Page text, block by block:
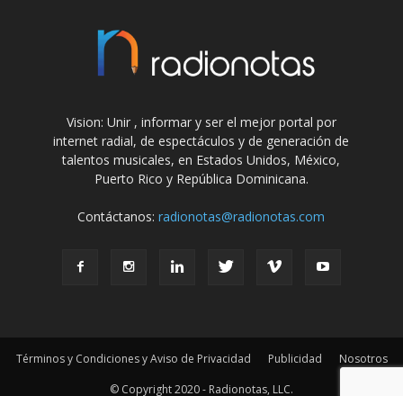
Vision: Unir , informar y ser el mejor portal por
internet radial, de espectáculos y de generación de
talentos musicales, en Estados Unidos, México,
Puerto Rico y República Dominicana.
Contáctanos:radionotas@radionotas.com
Términos y Condiciones y Aviso de Privacidad Publicidad
Nosotros
© Copyright 2020 - Radionotas, LLC.